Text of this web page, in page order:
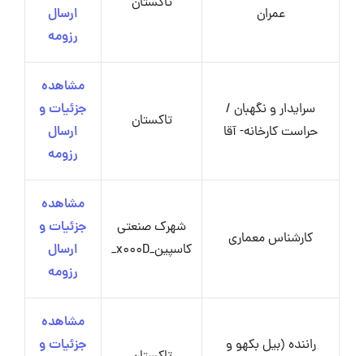
عمران
ارسال
رزومه
سرایدار و نگهبان /
حراست کارخانه- آقا
تاکستان
مشاهده
جزئیات و
ارسال
رزومه
کارشناس معماری
شهرک صنعتی
کاسپین_x000D_
مشاهده
جزئیات و
ارسال
رزومه
راننده (بیل بکهو و
مشاهده
جزئیات و